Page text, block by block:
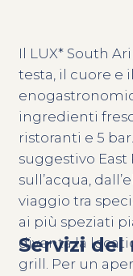
Servizi del
Il LUX* South
testa, il cuore e
ingredienti
ristoranti e 5
suggestivo East
sull’acqua,
viaggio tra
ai più speziati
diventa la
grill. Per un